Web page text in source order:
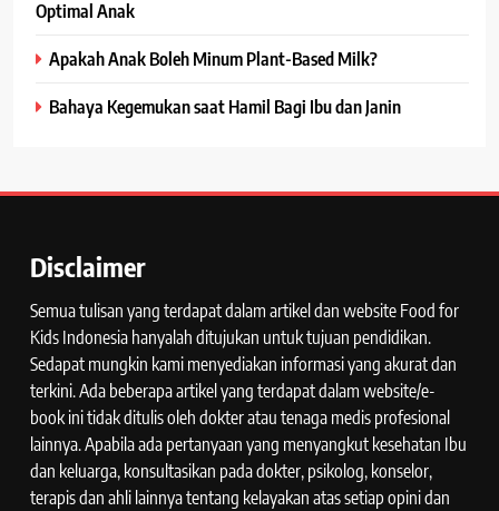
Optimal Anak
Apakah Anak Boleh Minum Plant-Based Milk?
Bahaya Kegemukan saat Hamil Bagi Ibu dan Janin
Disclaimer
Semua tulisan yang terdapat dalam artikel dan website Food for
Kids Indonesia hanyalah ditujukan untuk tujuan pendidikan.
Sedapat mungkin kami menyediakan informasi yang akurat dan
terkini. Ada beberapa artikel yang terdapat dalam website/e-
book ini tidak ditulis oleh dokter atau tenaga medis profesional
lainnya. Apabila ada pertanyaan yang menyangkut kesehatan Ibu
dan keluarga, konsultasikan pada dokter, psikolog, konselor,
terapis dan ahli lainnya tentang kelayakan atas setiap opini dan